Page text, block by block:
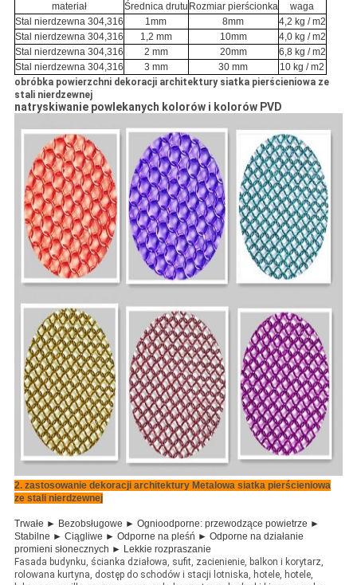
materiał
Średnica drutu Rozmiar pierścionka
waga
Stal nierdzewna 304,316
1mm 8mm
4,2 kg / m2
Stal nierdzewna 304,316
1,2 mm 10mm
4,0 kg / m2
Stal nierdzewna 304,316
2 mm 20mm
6,8 kg / m2
Stal nierdzewna 304,316
3 mm 30 mm
10 kg / m2
obróbka powierzchni dekoracji architektury siatka pierścieniowa ze
stali nierdzewnej
natryskiwanie powlekanych kolorów i kolorów PVD
2. zastosowanie dekoracji architektury Metalowa siatka pierścieniowa
ze stali nierdzewnej
Trwałe ► Bezobsługowe ► Ognioodporne: przewodzące powietrze ►
Stabilne ► Ciągliwe ► Odporne na pleśń ► Odporne na działanie
promieni słonecznych ► Lekkie rozpraszanie
Fasada budynku, ścianka działowa, sufit, zacienienie, balkon i korytarz,
rolowana kurtyna, dostęp do schodów i stacji lotniska, hotele, hotele,